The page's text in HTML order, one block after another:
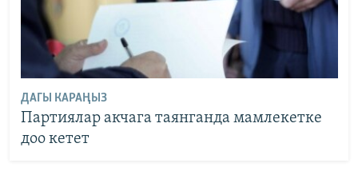
ДАГЫ КАРАҢЫЗ
Партиялар акчага таянганда мамлекетке
доо кетет